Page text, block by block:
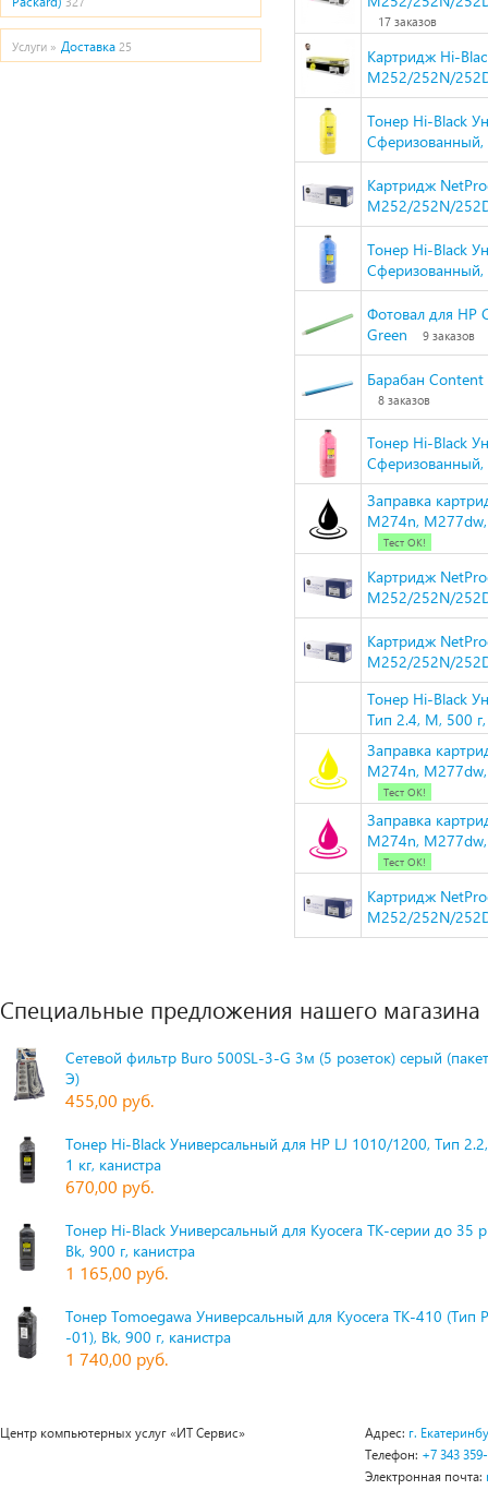
Услуги » Доставка 25
17 заказов
Картридж Hi-
M252/252N/
Тонер Hi-Black
Сферизованный,
Картридж
M252/252N/
Тонер Hi-Black
Сферизованный,
Фотовал для HP
Green
9 заказов
Барабан
8 заказов
Тонер Hi-Black
Сферизованный,
Заправка
M274n,
Тест ОК!
Картридж
M252/252N/
Картридж
M252/252N/
Тонер Hi-Black
Тип 2.4, M, 500
Заправка
M274n,
Тест ОК!
Заправка
M274n,
Тест ОК!
Картридж
M252/252N/
Специальные предложения нашего магазина
Сетевой фильтр Buro 500SL-3-G 3м (5 розеток) серый
Э)
455,00 руб.
Тонер Hi-Black Универсальный для HP LJ 1010/1200, Тип
1 кг, канистра
670,00 руб.
Тонер Hi-Black Универсальный для Kyocera TK-серии до 35
Bk, 900 г, канистра
1 165,00 руб.
Тонер Tomoegawa Универсальный для Kyocera TK-410 (Тип
-01), Bk, 900 г, канистра
1 740,00 руб.
Центр компьютерных услуг «ИТ Сервис» Адрес: г.
Телефон: +7 343
Электронная почта: